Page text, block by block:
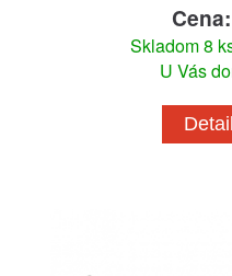
Skladom 8
U Vás